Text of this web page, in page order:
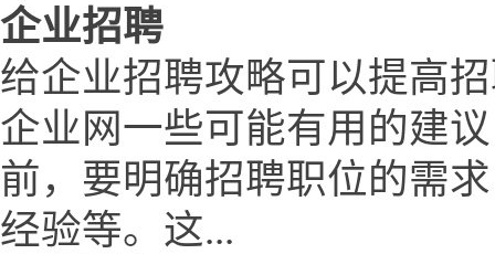
企业招聘
给企业招聘攻略可以提高
企业网一些可能有用的建
前，要明确招聘职位的需
经验等。这...